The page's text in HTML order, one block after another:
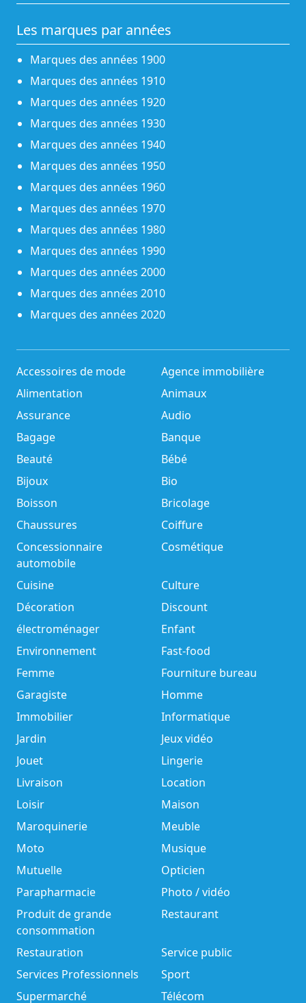
Les marques par années
Marques des années 1900
Marques des années 1910
Marques des années 1920
Marques des années 1930
Marques des années 1940
Marques des années 1950
Marques des années 1960
Marques des années 1970
Marques des années 1980
Marques des années 1990
Marques des années 2000
Marques des années 2010
Marques des années 2020
Accessoires de mode
Agence immobilière
Alimentation
Animaux
Assurance
Audio
Bagage
Banque
Beauté
Bébé
Bijoux
Bio
Boisson
Bricolage
Chaussures
Coiffure
Concessionnaire
automobile
Cosmétique
Cuisine
Culture
Décoration
Discount
électroménager
Enfant
Environnement
Fast-food
Femme
Fourniture bureau
Garagiste
Homme
Immobilier
Informatique
Jardin
Jeux vidéo
Jouet
Lingerie
Livraison
Location
Loisir
Maison
Maroquinerie
Meuble
Moto
Musique
Mutuelle
Opticien
Parapharmacie
Photo / vidéo
Produit de grande
consommation
Restaurant
Restauration
Service public
Services Professionnels
Sport
Supermarché
Télécom